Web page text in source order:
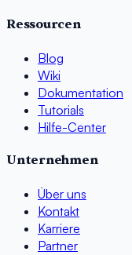
Ressourcen
Blog
Wiki
Dokumentation
Tutorials
Hilfe-Center
Unternehmen
Über uns
Kontakt
Karriere
Partner